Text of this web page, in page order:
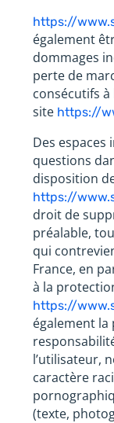
https://
également
dommages
perte de
consécutifs à
site https://
Des
questions
disposition
https://
droit de
préalable,
qui
France, en
à la
https://
également la
l’utilisateur,
caractère
(texte,